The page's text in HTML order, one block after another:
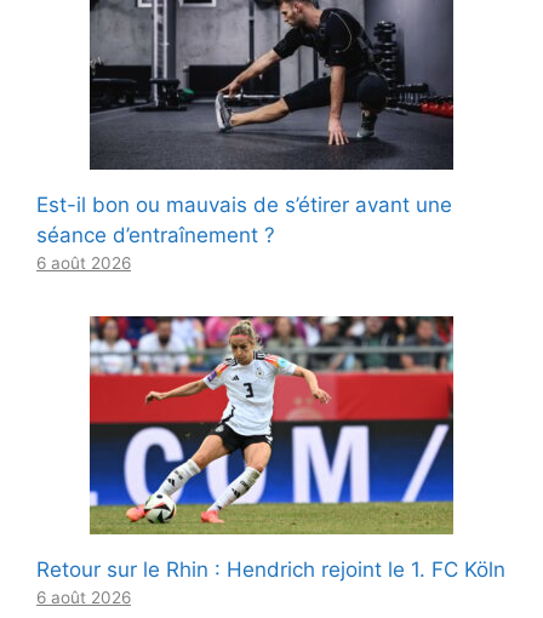
Est-il bon ou mauvais de s’étirer avant une
séance d’entraînement ?
6 août 2026
Retour sur le Rhin : Hendrich rejoint le 1. FC Köln
6 août 2026